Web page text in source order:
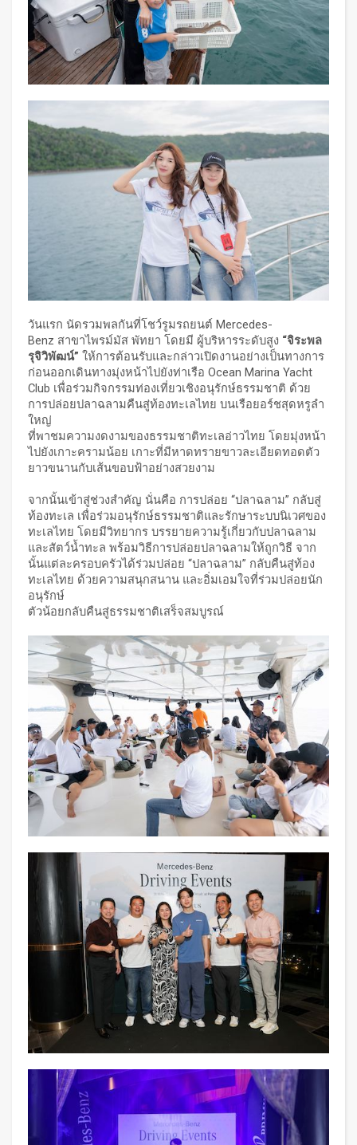
วันแรก นัดรวมพลกันที่โชว์รูมรถยนต์ Mercedes-
Benz สาขาไพรม์มัส พัทยา โดยมี ผู้บริหารระดับสูง “จิระพล
รุจิวิพัฒน์” ให้การต้อนรับและกล่าวเปิดงานอย่างเป็นทางการ
ก่อนออกเดินทางมุ่งหน้าไปยังท่าเรือ Ocean Marina Yacht
Club เพื่อร่วมกิจกรรมท่องเที่ยวเชิงอนุรักษ์ธรรมชาติ ด้วย
การปล่อยปลาฉลามคืนสู่ท้องทะเลไทย บนเรือยอร์ชสุดหรูลำ
ใหญ่
ที่พาชมความงดงามของธรรมชาติทะเลอ่าวไทย โดยมุ่งหน้า
ไปยังเกาะครามน้อย เกาะที่มีหาดทรายขาวละเอียดทอดตัว
ยาวขนานกับเส้นขอบฟ้าอย่างสวยงาม
จากนั้นเข้าสู่ช่วงสำคัญ นั่นคือ การปล่อย “ปลาฉลาม” กลับสู่
ท้องทะเล เพื่อร่วมอนุรักษ์ธรรมชาติและรักษาระบบนิเวศของ
ทะเลไทย โดยมีวิทยากร บรรยายความรู้เกี่ยวกับปลาฉลาม
และสัตว์น้ำทะล พร้อมวิธีการปล่อยปลาฉลามให้ถูกวิธี จาก
นั้นแต่ละครอบครัวได้ร่วมปล่อย “ปลาฉลาม” กลับคืนสู่ท้อง
ทะเลไทย ด้วยความสนุกสนาน และอิ่มเอมใจที่ร่วมปล่อยนัก
อนุรักษ์
ตัวน้อยกลับคืนสู่ธรรมชาติเสร็จสมบูรณ์